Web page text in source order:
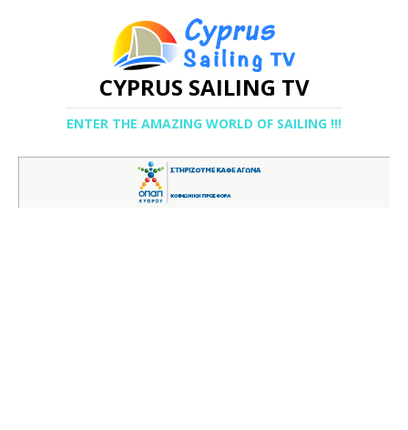
CYPRUS SAILING TV
ENTER THE AMAZING WORLD OF SAILING !!!